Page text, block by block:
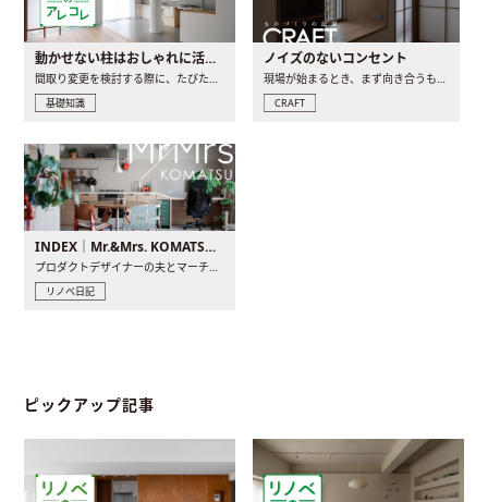
動かせない柱はおしゃれに活用！柱を魅せるリノベーション(リノベ)4選
間取り変更を検討する際に、たびたび皆さんの頭を悩ませる動か..
基礎知識
ノイズのないコンセント
現場が始まるとき、まず向き合うものの一つがコンセントです..
CRAFT
INDEX｜Mr.&Mrs. KOMATSU renovation diary
プロダクトデザイナーの夫とマーチャンダイザーの妻が、夫婦で..
リノベ日記
ピックアップ記事